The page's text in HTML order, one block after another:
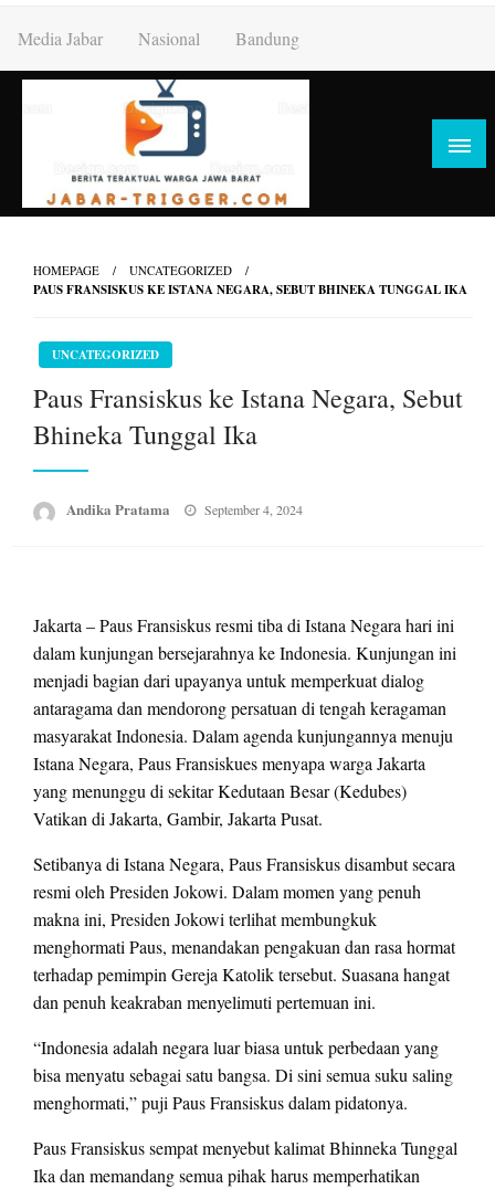
content
Media Jabar Nasional Bandung
HOMEPAGE UNCATEGORIZED
PAUS FRANSISKUS KE ISTANA NEGARA, SEBUT BHINEKA TUNGGAL IKA
UNCATEGORIZED
Paus Fransiskus ke Istana Negara, Sebut
Bhineka Tunggal Ika
Andika Pratama
Posted
September 4, 2024
Jakarta – Paus Fransiskus resmi tiba di Istana Negara hari ini
dalam kunjungan bersejarahnya ke Indonesia. Kunjungan ini
menjadi bagian dari upayanya untuk memperkuat dialog
antaragama dan mendorong persatuan di tengah keragaman
masyarakat Indonesia. Dalam agenda kunjungannya menuju
Istana Negara, Paus Fransiskues menyapa warga Jakarta
yang menunggu di sekitar Kedutaan Besar (Kedubes)
Vatikan di Jakarta, Gambir, Jakarta Pusat.
Setibanya di Istana Negara, Paus Fransiskus disambut secara
resmi oleh Presiden Jokowi. Dalam momen yang penuh
makna ini, Presiden Jokowi terlihat membungkuk
menghormati Paus, menandakan pengakuan dan rasa hormat
terhadap pemimpin Gereja Katolik tersebut. Suasana hangat
dan penuh keakraban menyelimuti pertemuan ini.
“Indonesia adalah negara luar biasa untuk perbedaan yang
bisa menyatu sebagai satu bangsa. Di sini semua suku saling
menghormati,” puji Paus Fransiskus dalam pidatonya.
Paus Fransiskus sempat menyebut kalimat Bhinneka Tunggal
Ika dan memandang semua pihak harus memperhatikan